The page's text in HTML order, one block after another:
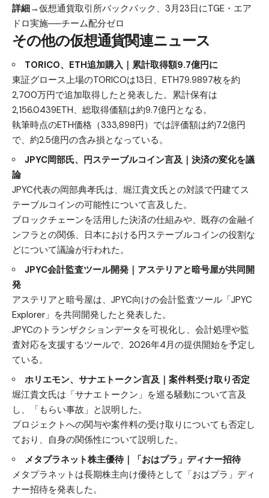
詳細→仮想通貨取引所バックパック、3月23日にTGE・エア
ドロ実施──チーム配分ゼロ
その他の仮想通貨関連ニュース
TORICO、ETH追加購入｜累計取得額9.7億円に
東証グロース上場のTORICOは13日、ETH79.9897枚を約
2,700万円で追加取得したと発表した。累計保有は
2,156.0439ETH、総取得価額は約9.7億円となる。
執筆時点のETH価格（333,898円）では評価額は約7.2億円
で、約2.5億円の含み損となっている。
JPYC岡部氏、円ステーブルコイン言及｜決済の変化を議
論
JPYC代表の岡部典孝氏は、堀江貴文氏との対談で円建てス
テーブルコインの可能性について言及した。
ブロックチェーンを活用した決済の仕組みや、既存の金融イ
ンフラとの関係、日本における円ステーブルコインの役割な
どについて議論が行われた。
JPYC会計監査ツール開発｜アステリアと暗号屋が共同開
発
アステリアと暗号屋は、JPYC向けの会計監査ツール「JPYC
Explorer」を共同開発したと発表した。
JPYCのトランザクションデータを可視化し、会計処理や監
査対応を支援するツールで、2026年4月の提供開始を予定し
ている。
ホリエモン、サナエトークン言及｜案件料受け取り否定
堀江貴文氏は「サナエトークン」を巡る騒動について言及
し、「もらい事故」と説明した。
プロジェクトへの関与や案件料の受け取りについても否定し
ており、自身の関係性について説明した。
メタプラネット株主優待｜「おはプラ」ディナー招待
メタプラネットは長期株主向け優待として「おはプラ」ディ
ナー招待を発表した。